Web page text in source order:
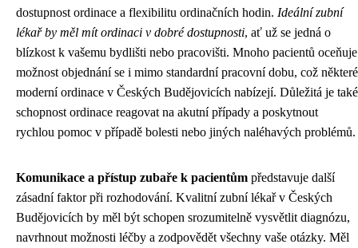
dostupnost ordinace a flexibilitu ordinačních hodin. Ideální zubní
lékař by měl mít ordinaci v dobré dostupnosti, ať už se jedná o
blízkost k vašemu bydlišti nebo pracovišti. Mnoho pacientů oceňuje
možnost objednání se i mimo standardní pracovní dobu, což některé
moderní ordinace v Českých Budějovicích nabízejí. Důležitá je také
schopnost ordinace reagovat na akutní případy a poskytnout
rychlou pomoc v případě bolesti nebo jiných naléhavých problémů.
Komunikace a přístup zubaře k pacientům představuje další
zásadní faktor při rozhodování. Kvalitní zubní lékař v Českých
Budějovicích by měl být schopen srozumitelně vysvětlit diagnózu,
navrhnout možnosti léčby a zodpovědět všechny vaše otázky. Měl